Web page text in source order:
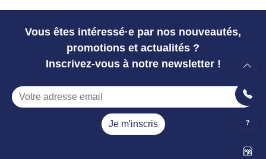
Vous êtes intéressé·e par nos nouveautés,
promotions et actualités ?
Inscrivez-vous à notre newsletter !
Je m'inscris